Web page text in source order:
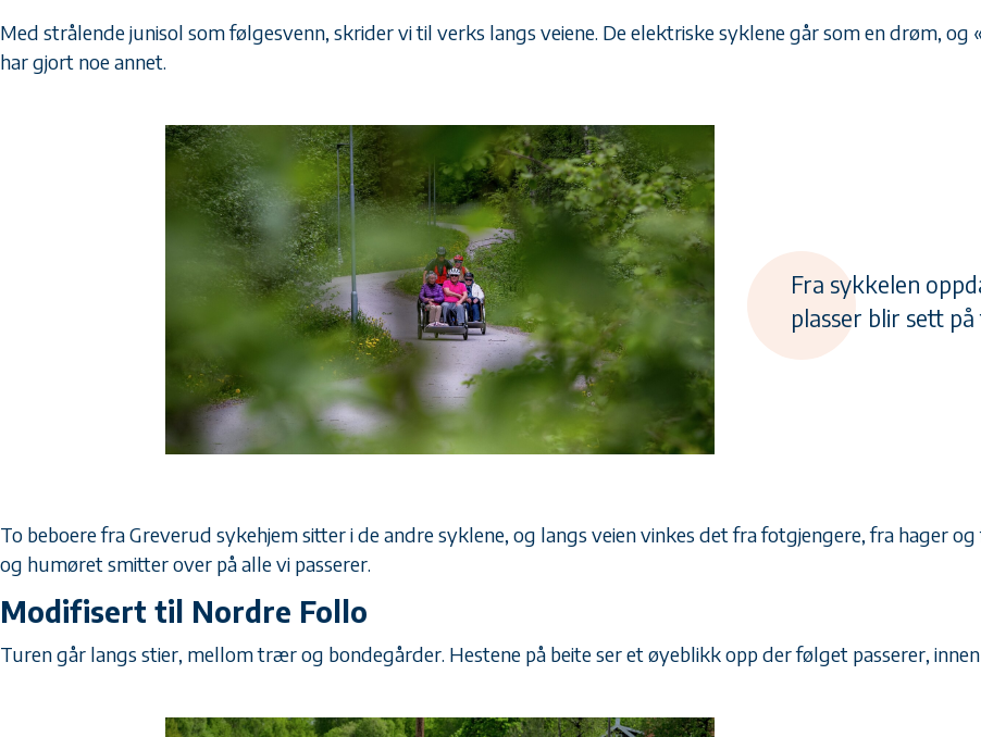
Med strålende junisol som følgesvenn, skrider vi til verks langs veiene. De elektriske syklene går som en drøm,
har gjort noe annet.
Fra sykkelen
plasser blir sett
To beboere fra Greverud sykehjem sitter i de andre syklene, og langs veien vinkes det fra fotgjengere, fra hager
og humøret smitter over på alle vi passerer.
Modifisert til Nordre Follo
Turen går langs stier, mellom trær og bondegårder. Hestene på beite ser et øyeblikk opp der følget passerer,